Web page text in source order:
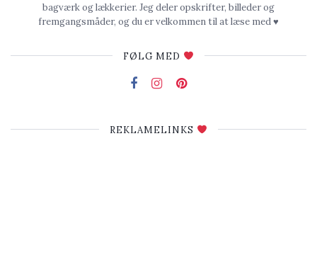
bagværk og lækkerier. Jeg deler opskrifter, billeder og
fremgangsmåder, og du er velkommen til at læse med ♥
FØLG MED
REKLAMELINKS